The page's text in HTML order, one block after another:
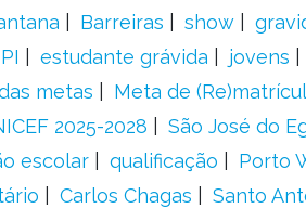
Barreiras show
estudante grávida jovens
metas Meta de
2025-2028 São José do
escolar qualificação Porto
Carlos Chagas
Santo